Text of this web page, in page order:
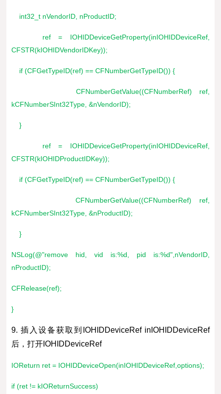
int32_t nVendorID, nProductID;
ref = IOHIDDeviceGetProperty(inIOHIDDeviceRef,
CFSTR(kIOHIDVendorIDKey));
if (CFGetTypeID(ref) == CFNumberGetTypeID()) {
CFNumberGetValue((CFNumberRef) ref,
kCFNumberSInt32Type, &nVendorID);
}
ref = IOHIDDeviceGetProperty(inIOHIDDeviceRef,
CFSTR(kIOHIDProductIDKey));
if (CFGetTypeID(ref) == CFNumberGetTypeID()) {
CFNumberGetValue((CFNumberRef) ref,
kCFNumberSInt32Type, &nProductID);
}
NSLog(@"remove hid, vid is:%d, pid is:%d",nVendorID,
nProductID);
CFRelease(ref);
}
9. 插入设备获取到IOHIDDeviceRef inIOHIDDeviceRef
后，打开IOHIDDeviceRef
IOReturn ret = IOHIDDeviceOpen(inIOHIDDeviceRef,options);
if (ret != kIOReturnSuccess)